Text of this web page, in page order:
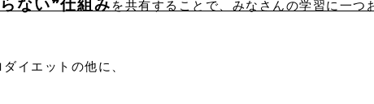
ない❞仕組み を共有することで、みなさんの学習に一つ
イエットの他に、